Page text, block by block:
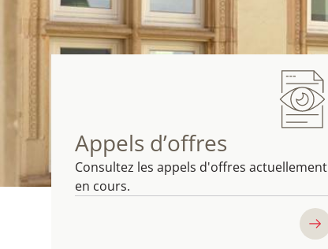
Appels d’offres
Consultez les appels d'offres actuellement
en cours.